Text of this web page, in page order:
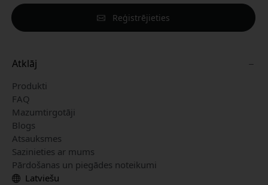
Reģistrējieties
Atklāj
Produkti
FAQ
Mazumtirgotāji
Blogs
Atsauksmes
Sazinieties ar mums
Pārdošanas un piegādes noteikumi
Latviešu